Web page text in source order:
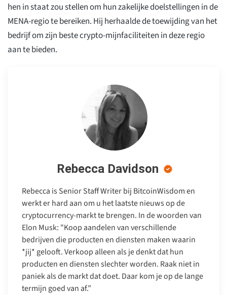
hen in staat zou stellen om hun zakelijke doelstellingen in de
MENA-regio te bereiken. Hij herhaalde de toewijding van het
bedrijf om zijn beste crypto-mijnfaciliteiten in deze regio
aan te bieden.
Rebecca Davidson
Rebecca is Senior Staff Writer bij BitcoinWisdom en
werkt er hard aan om u het laatste nieuws op de
cryptocurrency-markt te brengen. In de woorden van
Elon Musk: "Koop aandelen van verschillende
bedrijven die producten en diensten maken waarin
*jij* gelooft. Verkoop alleen als je denkt dat hun
producten en diensten slechter worden. Raak niet in
paniek als de markt dat doet. Daar kom je op de lange
termijn goed van af.”